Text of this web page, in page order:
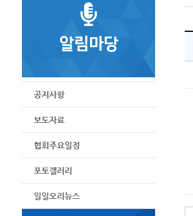
알림마당
공지사항
보도자료
협회주요일정
포토갤러리
일일오리뉴스